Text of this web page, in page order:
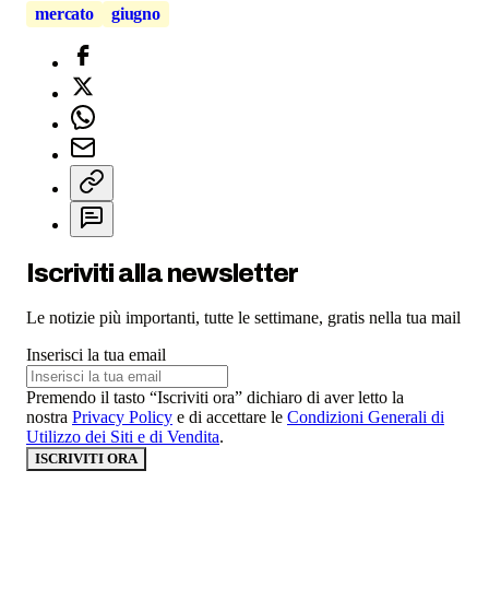
mercato
giugno
Iscriviti alla newsletter
Le notizie più importanti, tutte le settimane, gratis nella tua mail
Inserisci la tua email
Premendo il tasto “Iscriviti ora” dichiaro di aver letto la
nostra Privacy Policy e di accettare le Condizioni Generali di
Utilizzo dei Siti e di Vendita.
ISCRIVITI ORA